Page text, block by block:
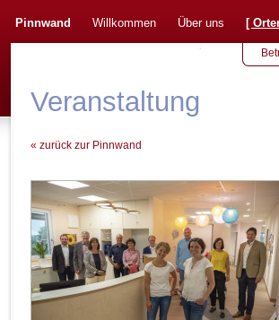
Pinnwand Willkommen Über uns [
Veranstaltung
« zurück zur Pinnwand